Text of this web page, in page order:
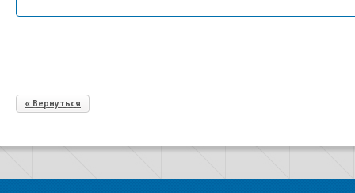
« Вернуться